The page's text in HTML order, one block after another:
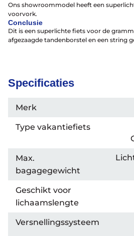
Over ons
Blog
Ons showroommodel heeft een
voorvork.
Conclusie
Dit is een superlichte fiets voor de
afgezaagde tandenborstel en een string
Specificaties
Merk
Type vakantiefiets
Max.
bagagegewicht
Geschikt voor
lichaamslengte
Versnellingssysteem